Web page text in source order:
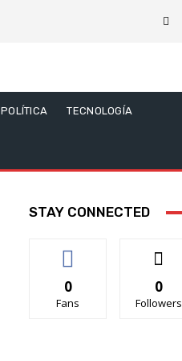
POLÍTICA TECNOLOGÍA
STAY CONNECTED
0
Fans
0
Followers